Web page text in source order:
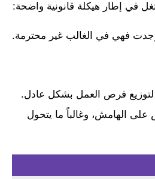
في إطار هيكلة قانونية واضحة:
فهي في الغالب غير محترمة.
فرص العمل بشكل عادل.
على الهامش، وغالباً ما يتحول